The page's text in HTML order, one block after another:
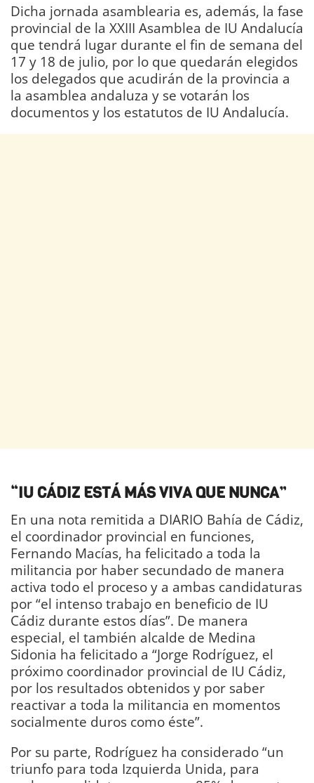
Dicha jornada asamblearia es, además, la fase
provincial de la XXIII Asamblea de IU Andalucía
que tendrá lugar durante el fin de semana del
17 y 18 de julio, por lo que quedarán elegidos
los delegados que acudirán de la provincia a
la asamblea andaluza y se votarán los
documentos y los estatutos de IU Andalucía.
“IU CÁDIZ ESTÁ MÁS VIVA QUE NUNCA”
En una nota remitida a DIARIO Bahía de Cádiz,
el coordinador provincial en funciones,
Fernando Macías, ha felicitado a toda la
militancia por haber secundado de manera
activa todo el proceso y a ambas candidaturas
por “el intenso trabajo en beneficio de IU
Cádiz durante estos días”. De manera
especial, el también alcalde de Medina
Sidonia ha felicitado a “Jorge Rodríguez, el
próximo coordinador provincial de IU Cádiz,
por los resultados obtenidos y por saber
reactivar a toda la militancia en momentos
socialmente duros como éste”.
Por su parte, Rodríguez ha considerado “un
triunfo para toda Izquierda Unida, para